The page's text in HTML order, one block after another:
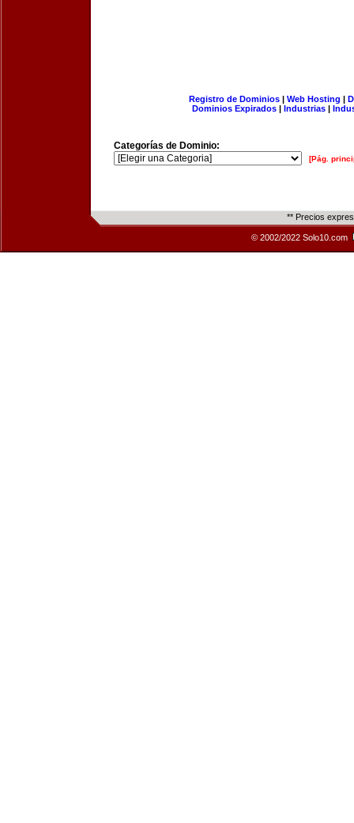
Registro de Dominios| Web Hosting |
Dominios Expirados | Industrias |
Categorías de Dominio:
[Pág.
** Precios
© 2002/2022 Solo10.com